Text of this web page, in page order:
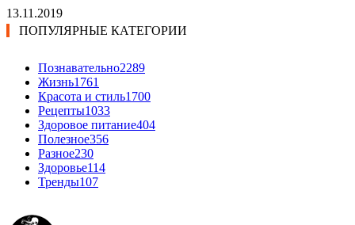
13.11.2019
ПОПУЛЯРНЫЕ КАТЕГОРИИ
Познавательно2289
Жизнь1761
Красота и стиль1700
Рецепты1033
Здоровое питание404
Полезное356
Разное230
Здоровье114
Тренды107